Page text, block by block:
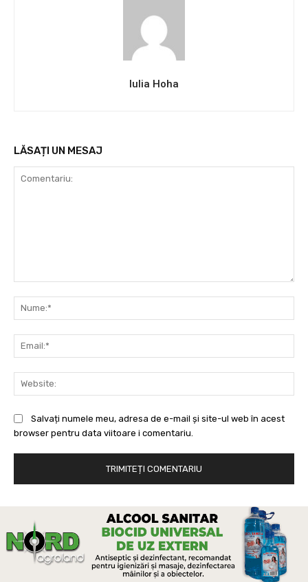
Iulia Hoha
LĂSAȚI UN MESAJ
Salvați numele meu, adresa de e-mail și site-ul web în acest
browser pentru data viitoare i comentariu.